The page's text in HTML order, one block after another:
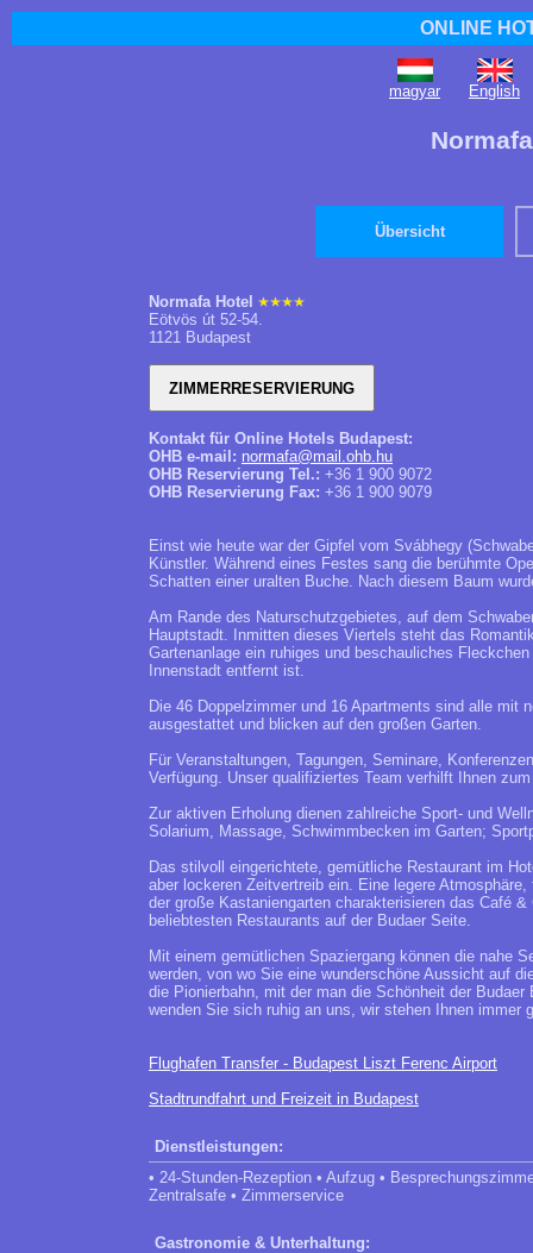
ONLINE
magyar English
Übersicht
Normafa Hotel
Eötvös út 52-54.
1121 Budapest
Kontakt für Online Hotels Budapest:
OHB e-mail: normafa@mail.ohb.hu
OHB Reservierung Tel.: +36 1 900 9072
OHB Reservierung Fax: +36 1 900 9079
Einst wie heute war der Gipfel vom Svábhegy
Künstler. Während eines Festes sang die berühmte
Schatten einer uralten Buche. Nach diesem Baum
Am Rande des Naturschutzgebietes, auf dem
Hauptstadt. Inmitten dieses Viertels steht das
Gartenanlage ein ruhiges und beschauliches
Innenstadt entfernt ist.
Die 46 Doppelzimmer und 16 Apartments sind alle mit
ausgestattet und blicken auf den großen Garten.
Für Veranstaltungen, Tagungen, Seminare,
Verfügung. Unser qualifiziertes Team verhilft Ihnen
Zur aktiven Erholung dienen zahlreiche Sport- und
Solarium, Massage, Schwimmbecken im Garten;
Das stilvoll eingerichtete, gemütliche Restaurant im
aber lockeren Zeitvertreib ein. Eine legere
der große Kastaniengarten charakterisieren das Café
beliebtesten Restaurants auf der Budaer Seite.
Mit einem gemütlichen Spaziergang können die nahe
werden, von wo Sie eine wunderschöne Aussicht auf
die Pionierbahn, mit der man die Schönheit der
wenden Sie sich ruhig an uns, wir stehen Ihnen immer
Flughafen Transfer - Budapest Liszt Ferenc Airport
Stadtrundfahrt und Freizeit in Budapest
Dienstleistungen:
• 24-Stunden-Rezeption • Aufzug •
Zentralsafe • Zimmerservice
Gastronomie & Unterhaltung: